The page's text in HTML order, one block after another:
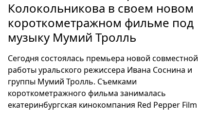
Россия
Мир
Здоровье
Еда
Туризм
Мода
Театр
Кино
Колокольникова в своем новом
короткометражном фильме под
музыку Мумий Тролль
Сегодня состоялась премьера новой совместной
работы уральского режиссера Ивана Соснина и
группы Мумий Тролль. Съемками
короткометражного фильма занималась
екатеринбургская кинокомпания Red Pepper Film